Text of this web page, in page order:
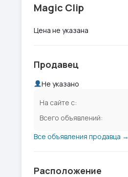
Magic Clip
Цена не указана
Продавец
Не указано
На сайте с:
Всего объявлений:
Все объявления продавца →
Расположение